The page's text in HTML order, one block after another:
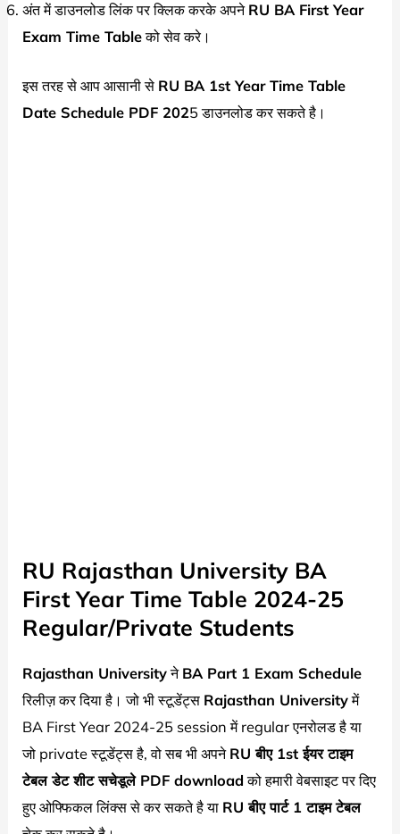
अंत में डाउनलोड लिंक पर क्लिक करके अपने RU BA First Year
Exam Time Tableको सेव करे।
इस तरह से आप आसानी से RU BA 1st Year Time Table
Date Schedule PDF 2025 डाउनलोड कर सकते है।
RU Rajasthan University BA
First Year Time Table 2024-25
Regular/Private Students
Rajasthan Universityने BA Part 1 Exam Schedule
रिलीज़ कर दिया है। जो भी स्टूडेंट्स Rajasthan Universityमें
BA First Year 2024-25 session में regular एनरोलड है या
जो private स्टूडेंट्स है, वो सब भी अपने RU बीए 1st ईयर टाइम
टेबल डेट शीट सचेडूले PDF download को हमारी वेबसाइट पर दिए
हुए ओफ्फिकल लिंक्स से कर सकते है या RU बीए पार्ट 1 टाइम टेबल